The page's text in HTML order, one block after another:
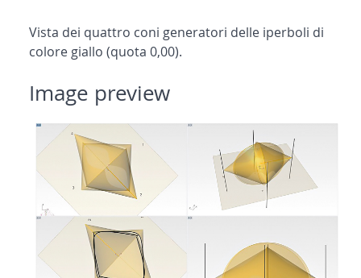
Vista dei quattro coni generatori delle iperboli di
colore giallo (quota 0,00).
Image preview